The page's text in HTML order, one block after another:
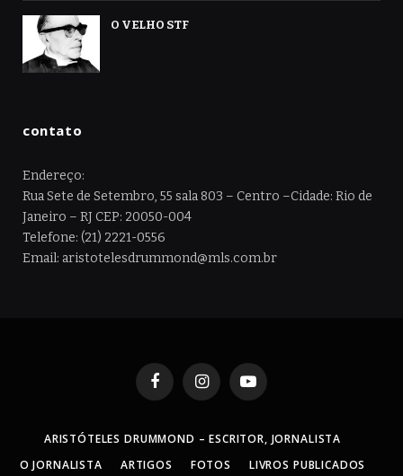
O VELHO STF
contato
Endereço:
Rua Sete de Setembro, 55 sala 803 – Centro –Cidade: Rio de
Janeiro – RJ CEP: 20050-004
Telefone: (21) 2221-0556
Email: aristotelesdrummond@mls.com.br
FacebookInstagramYouTube
ARISTÓTELES DRUMMOND – ESCRITOR, JORNALISTA
O JORNALISTA
ARTIGOS FOTOS LIVROS PUBLICADOS